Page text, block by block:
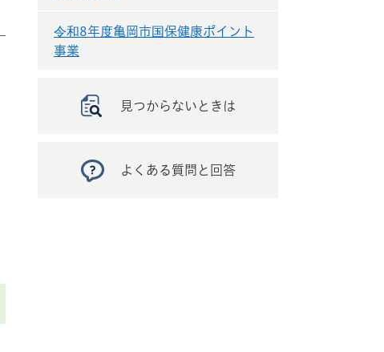
令和8年度亀岡市国保健康ポイント
事業
見つからないときは
よくある質問と回答